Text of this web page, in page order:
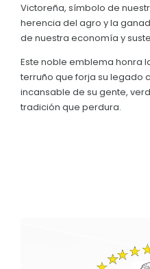
La Localidad
Historia de La Victoria
Origen del nombre de
Símbolos Cívicos
Parroquia – Ordenanza
Cabecera Parroquial
TRANSPARENCIA
GESTIÓN INSTITUCIONAL
Sesiones Ordinarias
Plan Anual
MECANISMOS DE
CIUDADANÍA ACTIVA
TURISMO
Victoreña, símbolo de
herencia del agro y la
de nuestra economía y
Este noble emblema honra
terruño que forja su legado
incansable de su gente,
tradición que perdura.